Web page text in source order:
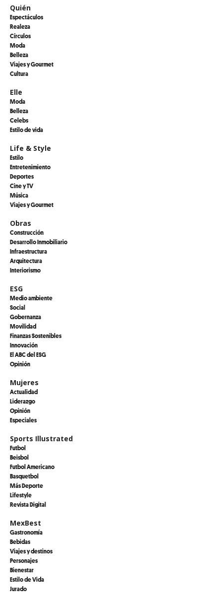
Quién
Espectáculos
Realeza
Círculos
Moda
Belleza
Viajes y Gourmet
Cultura
Elle
Moda
Belleza
Celebs
Estilo de vida
Life & Style
Estilo
Entretenimiento
Deportes
Cine y TV
Música
Viajes y Gourmet
Obras
Construcción
Desarrollo Inmobiliario
Infraestructura
Arquitectura
Interiorismo
ESG
Medio ambiente
Social
Gobernanza
Movilidad
Finanzas Sostenibles
Innovación
El ABC del ESG
Opinión
Mujeres
Actualidad
Liderazgo
Opinión
Especiales
Sports Illustrated
Futbol
Beisbol
Futbol Americano
Basquetbol
Más Deporte
Lifestyle
Revista Digital
MexBest
Gastronomía
Bebidas
Viajes y destinos
Personajes
Bienestar
Estilo de Vida
Jurado